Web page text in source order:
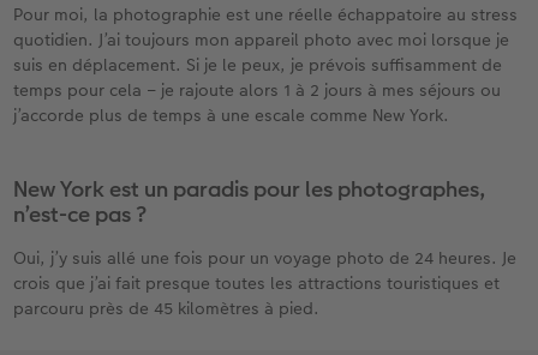
Pour moi, la photographie est une réelle échappatoire au stress
quotidien. J’ai toujours mon appareil photo avec moi lorsque je
suis en déplacement. Si je le peux, je prévois suffisamment de
temps pour cela – je rajoute alors 1 à 2 jours à mes séjours ou
j’accorde plus de temps à une escale comme New York.
New York est un paradis pour les photographes,
n’est-ce pas ?
Oui, j’y suis allé une fois pour un voyage photo de 24 heures. Je
crois que j’ai fait presque toutes les attractions touristiques et
parcouru près de 45 kilomètres à pied.